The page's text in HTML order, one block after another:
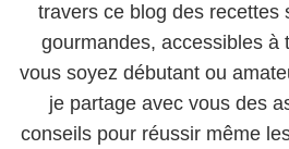
travers ce blog des recettes
gourmandes, accessibles à
vous soyez débutant ou
je partage avec vous des
conseils pour réussir même